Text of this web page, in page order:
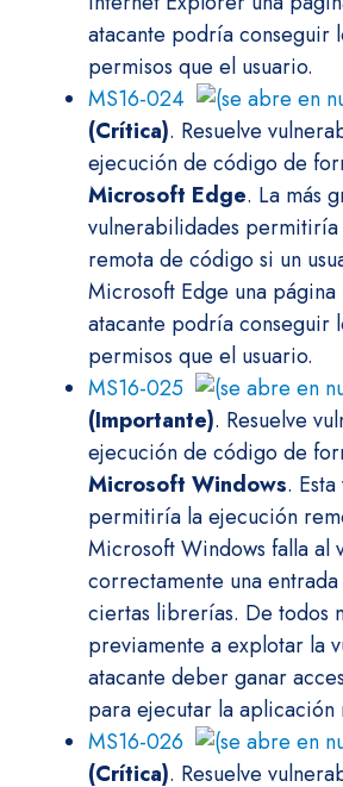
atacante podría conseguir
permisos que el usuario.
MS16-024
(Crítica). Resuelve
ejecución de código de
Microsoft Edge. La más
vulnerabilidades
remota de código si un
Microsoft Edge una página
atacante podría conseguir
permisos que el usuario.
MS16-025
(Importante). Resuelve
ejecución de código de
Microsoft Windows.
permitiría la ejecución
Microsoft Windows falla al
correctamente una
ciertas librerías. De todos
previamente a explotar la
atacante deber ganar
para ejecutar la aplicación
MS16-026
(Crítica). Resuelve